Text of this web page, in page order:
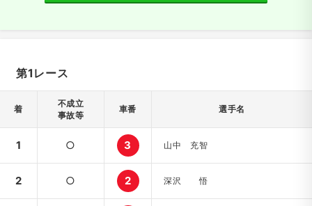
第1レース
着
不成立
事故等
車番 選手名
1 ○ 3 山中 充智
2 ○ 2 深沢 悟